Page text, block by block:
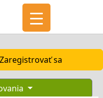
Zaregistrovať sa